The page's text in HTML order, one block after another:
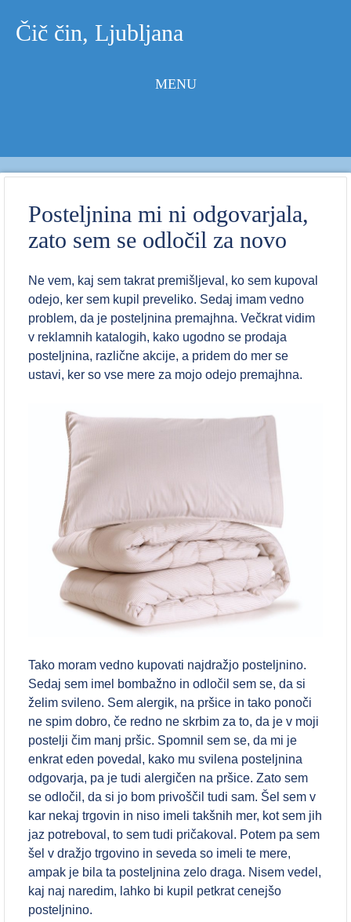
Čič čin, Ljubljana
MENU
Posteljnina mi ni odgovarjala,
zato sem se odločil za novo
Ne vem, kaj sem takrat premišljeval, ko sem kupoval
odejo, ker sem kupil preveliko. Sedaj imam vedno
problem, da je posteljnina premajhna. Večkrat vidim
v reklamnih katalogih, kako ugodno se prodaja
posteljnina, različne akcije, a pridem do mer se
ustavi, ker so vse mere za mojo odejo premajhna.
Tako moram vedno kupovati najdražjo posteljnino.
Sedaj sem imel bombažno in odločil sem se, da si
želim svileno. Sem alergik, na pršice in tako ponoči
ne spim dobro, če redno ne skrbim za to, da je v moji
postelji čim manj pršic. Spomnil sem se, da mi je
enkrat eden povedal, kako mu svilena posteljnina
odgovarja, pa je tudi alergičen na pršice. Zato sem
se odločil, da si jo bom privoščil tudi sam. Šel sem v
kar nekaj trgovin in niso imeli takšnih mer, kot sem jih
jaz potreboval, to sem tudi pričakoval. Potem pa sem
šel v dražjo trgovino in seveda so imeli te mere,
ampak je bila ta posteljnina zelo draga. Nisem vedel,
kaj naj naredim, lahko bi kupil petkrat cenejšo
posteljnino.